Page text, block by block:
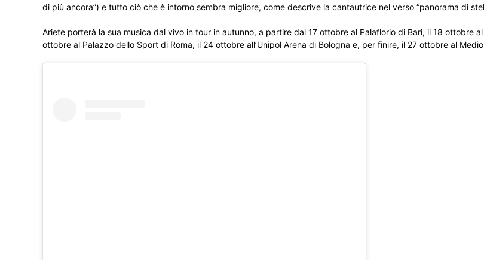
di più ancora”) e tutto ciò che è intorno sembra migliore, come descrive la cantautrice nel verso “panorama di
Ariete porterà la sua musica dal vivo in tour in autunno, a partire dal 17 ottobre al Palaflorio di Bari, il 18 ottobre
ottobre al Palazzo dello Sport di Roma, il 24 ottobre all’Unipol Arena di Bologna e, per finire, il 27 ottobre al